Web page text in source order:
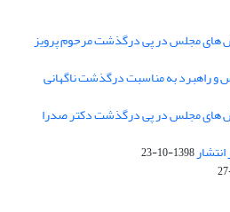
های مجلس در پی درگذشت مرحوم پرویز
و راهبرد به مناسبت درگذشت ناگهانی
های مجلس در پی درگذشت دکتر صدرا
1398-10-23